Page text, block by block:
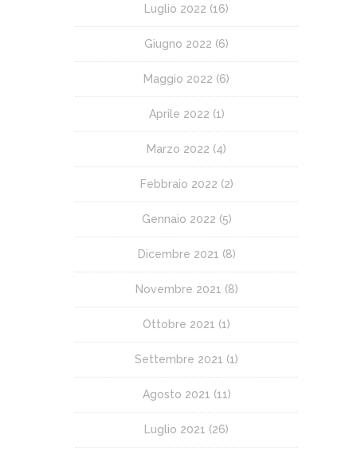
Luglio 2022 (16)
Giugno 2022 (6)
Maggio 2022 (6)
Aprile 2022 (1)
Marzo 2022 (4)
Febbraio 2022 (2)
Gennaio 2022 (5)
Dicembre 2021 (8)
Novembre 2021 (8)
Ottobre 2021 (1)
Settembre 2021 (1)
Agosto 2021 (11)
Luglio 2021 (26)